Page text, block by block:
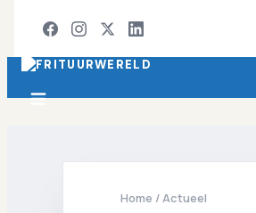
Home /Actueel